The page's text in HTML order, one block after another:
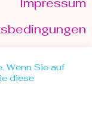
with love
Wenn Sie auf
diese